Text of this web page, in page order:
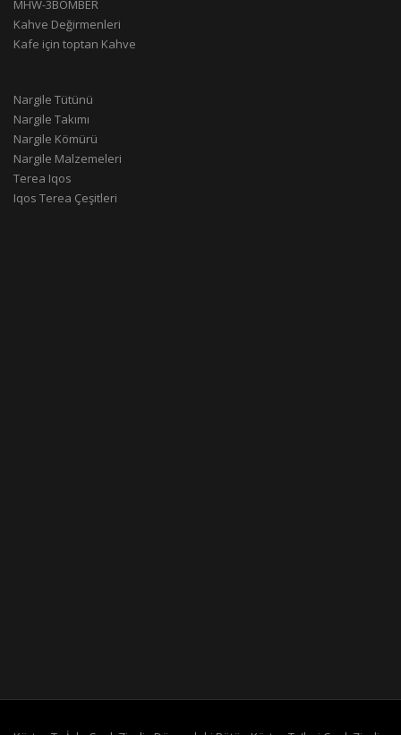
MHW-3BOMBER
Kahve Değirmenleri
Kafe için toptan Kahve
Nargile Tütünü
Nargile Takımı
Nargile Kömürü
Nargile Malzemeleri
Terea Iqos
Iqos Terea Çeşitleri